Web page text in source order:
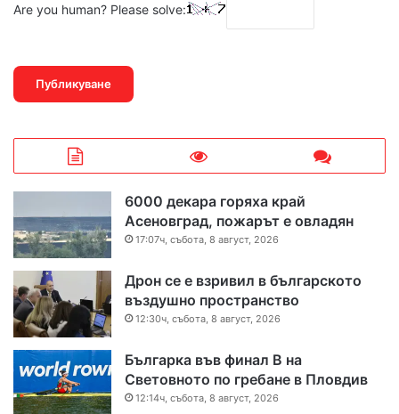
Are you human? Please solve:
6000 декара горяха край
Асеновград, пожарът е овладян
17:07ч, събота, 8 август, 2026
Дрон се е взривил в българското
въздушно пространство
12:30ч, събота, 8 август, 2026
Българка във финал B на
Световното по гребане в Пловдив
12:14ч, събота, 8 август, 2026